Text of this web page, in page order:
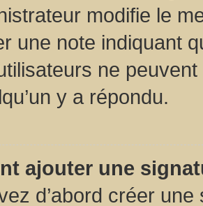
modifie le
une note indiquant
ne
y a répondu.
ajouter une
d’abord créer